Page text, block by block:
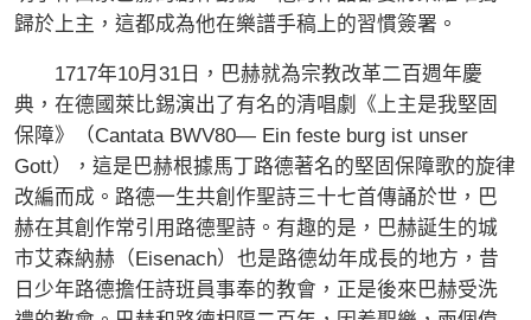
歸於上主，這都成為他在樂譜手稿上的習慣簽署。
1717年10月31日，巴赫就為宗教改革二百週年慶
典，在德國萊比錫演出了有名的清唱劇《上主是我堅固
保障》（Cantata BWV80— Ein feste burg ist unser
Gott），這是巴赫根據馬丁路德著名的堅固保障歌的旋律
改編而成。路德一生共創作聖詩三十七首傳誦於世，巴
赫在其創作常引用路德聖詩。有趣的是，巴赫誕生的城
市艾森納赫（Eisenach）也是路德幼年成長的地方，昔
日少年路德擔任詩班員事奉的教會，正是後來巴赫受洗